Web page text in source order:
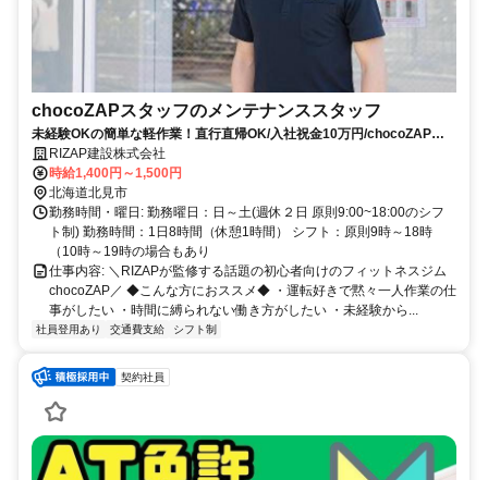
chocoZAPスタッフのメンテナンススタッフ
未経験OKの簡単な軽作業！直行直帰OK/入社祝金10万円/chocoZAP利
用料無料で体を動かして気分もリフレッシュ！
RIZAP建設株式会社
時給1,400円～1,500円
北海道北見市
勤務時間・曜日: 勤務曜日：日～土(週休２日 原則9:00~18:00のシフ
ト制) 勤務時間：1日8時間（休憩1時間） シフト：原則9時～18時
（10時～19時の場合もあり
仕事内容: ＼RIZAPが監修する話題の初心者向けのフィットネスジム
chocoZAP／ ◆こんな方におススメ◆ ・運転好きで黙々一人作業の仕
事がしたい ・時間に縛られない働き方がしたい ・未経験から...
社員登用あり 交通費支給 シフト制
契約社員